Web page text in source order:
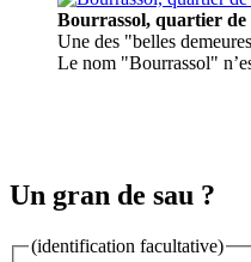
Bourrassol, quartier
Une des "belles
Le nom "Bourrassol"
Un gran de sau ?
(identification facultative)